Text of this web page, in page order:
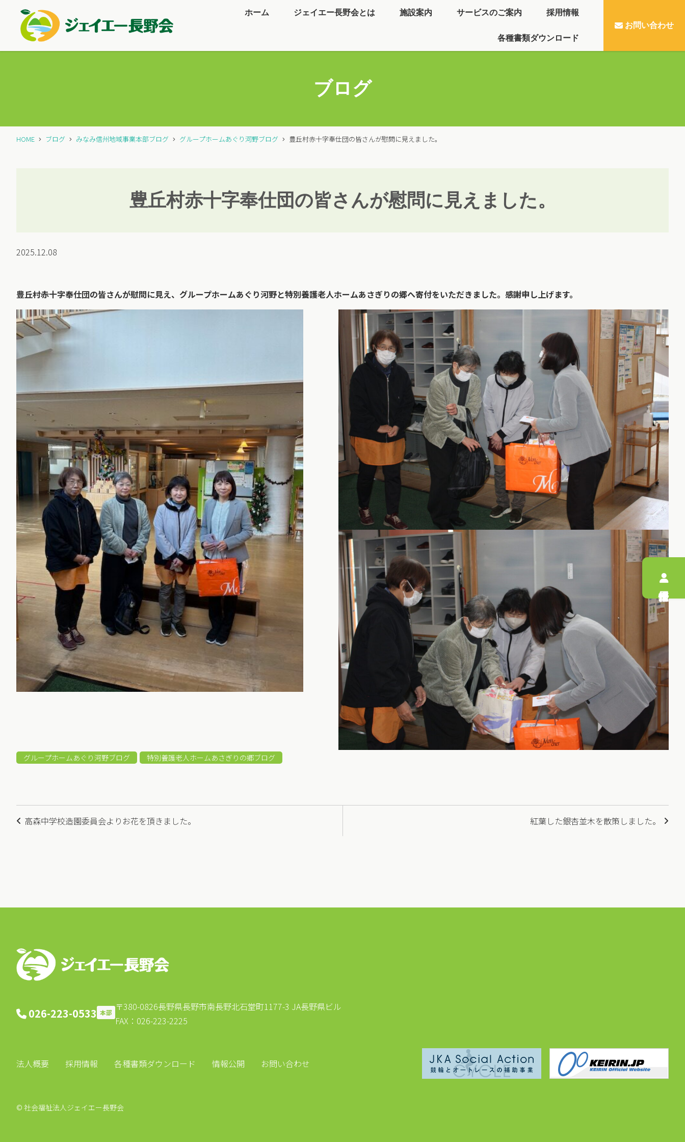
ホーム ジェイエー長野会とは 施設案内 サービスのご案内 採用情報
各種書類ダウンロード
お問い合わせ
ブログ
HOME ブログ みなみ信州地域事業本部ブログ グループホームあぐり河野ブログ 豊丘村赤十字奉仕団の皆さんが慰問に見えました。
豊丘村赤十字奉仕団の皆さんが慰問に見えました。
2025.12.08
豊丘村赤十字奉仕団の皆さんが慰問に見え、グループホームあぐり河野と特別養護老人ホームあさぎりの郷へ寄付をいただきました。感謝申し上げます。
グループホームあぐり河野ブログ 特別養護老人ホームあさぎりの郷ブログ
投
ゲ
シ
ョ
紅葉した銀杏並木を散策しました。
高森中学校造園委員会よりお花を頂きました。
026-223-0533 本部
〒380-0826長野県長野市南長野北石堂町1177-3 JA長野県ビル
FAX：026-223-2225
法人概要 採用情報 各種書類ダウンロード 情報公開 お問い合わせ
© 社会福祉法人ジェイエー長野会